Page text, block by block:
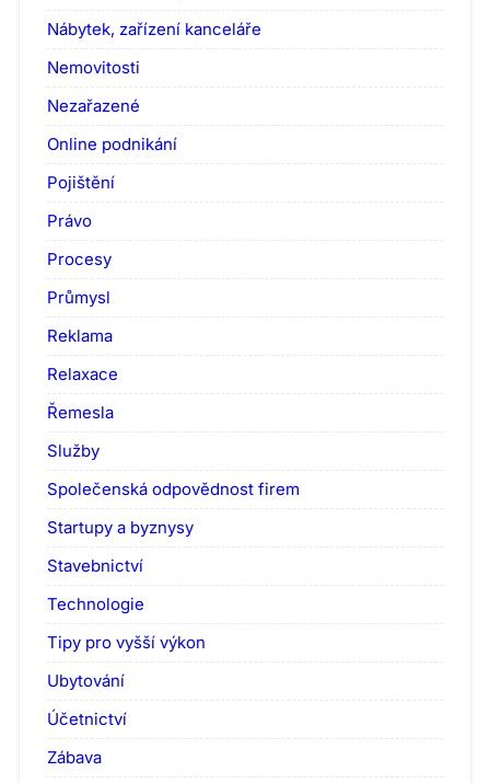
Nábytek, zařízení kanceláře
Nemovitosti
Nezařazené
Online podnikání
Pojištění
Právo
Procesy
Průmysl
Reklama
Relaxace
Řemesla
Služby
Společenská odpovědnost firem
Startupy a byznysy
Stavebnictví
Technologie
Tipy pro vyšší výkon
Ubytování
Účetnictví
Zábava